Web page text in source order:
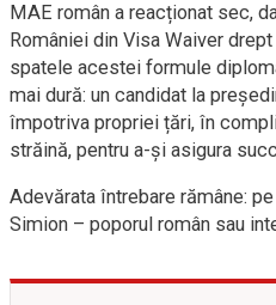
MAE român a reacționat sec,
României din Visa Waiver
spatele acestei formule
mai dură: un candidat la
împotriva propriei țări, în
străină, pentru a-și asigura
Adevărata întrebare rămâne:
Simion – poporul român sau